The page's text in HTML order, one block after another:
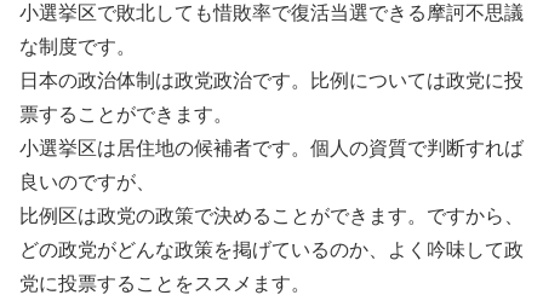
小選挙区で敗北しても惜敗率で復活当選できる摩訶不思議
な制度です。
日本の政治体制は政党政治です。比例については政党に投
票することができます。
小選挙区は居住地の候補者です。個人の資質で判断すれば
良いのですが、
比例区は政党の政策で決めることができます。ですから、
どの政党がどんな政策を掲げているのか、よく吟味して政
党に投票することをススメます。